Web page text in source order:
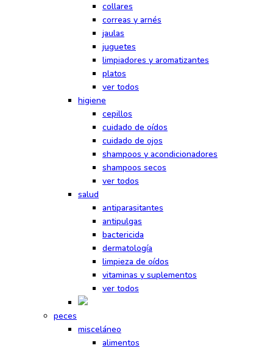
collares
correas y arnés
jaulas
juguetes
limpiadores y aromatizantes
platos
ver todos
higiene
cepillos
cuidado de oídos
cuidado de ojos
shampoos y acondicionadores
shampoos secos
ver todos
salud
antiparasitantes
antipulgas
bactericida
dermatología
limpieza de oídos
vitaminas y suplementos
ver todos
peces
misceláneo
alimentos